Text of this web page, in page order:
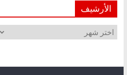
الأرشيف
الأرشيف